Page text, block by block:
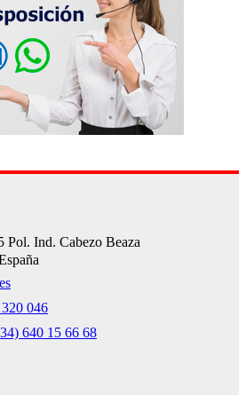
Pol. Ind. Cabezo Beaza
046
640 15 66 68